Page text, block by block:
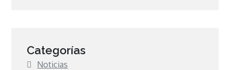
Categorías
Noticias